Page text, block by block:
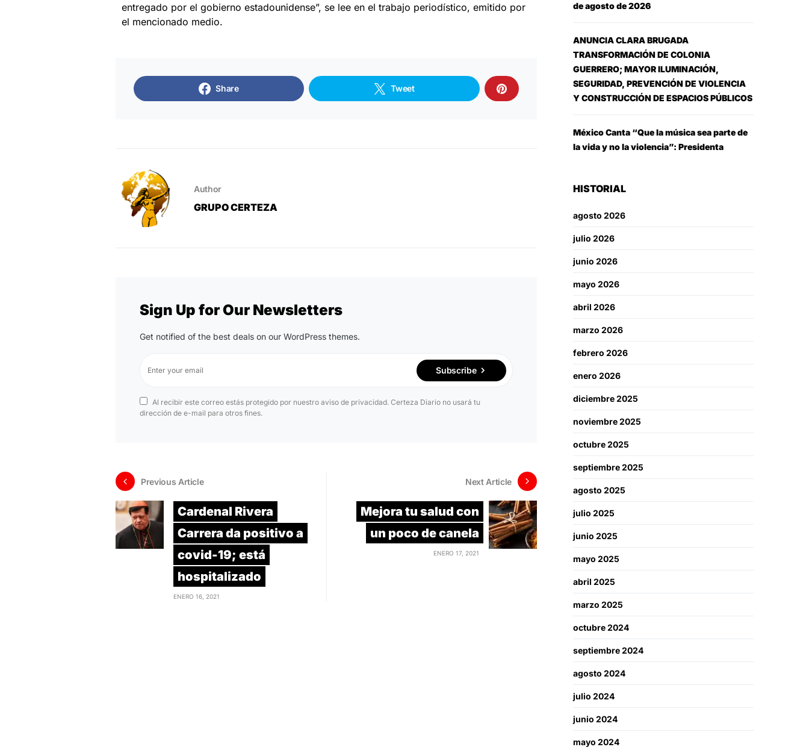
entregado por el gobierno estadounidense”, se lee en el trabajo periodístico, emitido por
el mencionado medio.
Share Tweet
Author
GRUPO CERTEZA
Sign Up for Our Newsletters
Get notified of the best deals on our WordPress themes.
Subscribe
Al recibir este correo estás protegido por nuestro aviso de privacidad. Certeza Diario no usará tu
dirección de e-mail para otros fines.
Previous Article
Cardenal Rivera
Carrera da positivo a
covid-19; está
hospitalizado
ENERO 16, 2021
Next Article
Mejora tu salud con
un poco de canela
ENERO 17, 2021
de agosto de 2026
ANUNCIA CLARA BRUGADA
TRANSFORMACIÓN DE COLONIA
GUERRERO; MAYOR ILUMINACIÓN,
SEGURIDAD, PREVENCIÓN DE VIOLENCIA
Y CONSTRUCCIÓN DE ESPACIOS PÚBLICOS
México Canta “Que la música sea parte de
la vida y no la violencia”: Presidenta
HISTORIAL
agosto 2026
julio 2026
junio 2026
mayo 2026
abril 2026
marzo 2026
febrero 2026
enero 2026
diciembre 2025
noviembre 2025
octubre 2025
septiembre 2025
agosto 2025
julio 2025
junio 2025
mayo 2025
abril 2025
marzo 2025
octubre 2024
septiembre 2024
agosto 2024
julio 2024
junio 2024
mayo 2024